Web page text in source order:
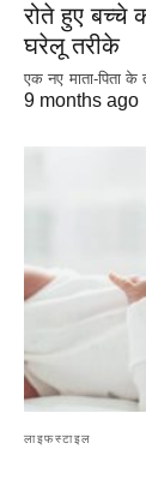
रोते हुए
घरेलू तरीके
एक नए माता-पिता
9 months ago
लाइफस्टाइल